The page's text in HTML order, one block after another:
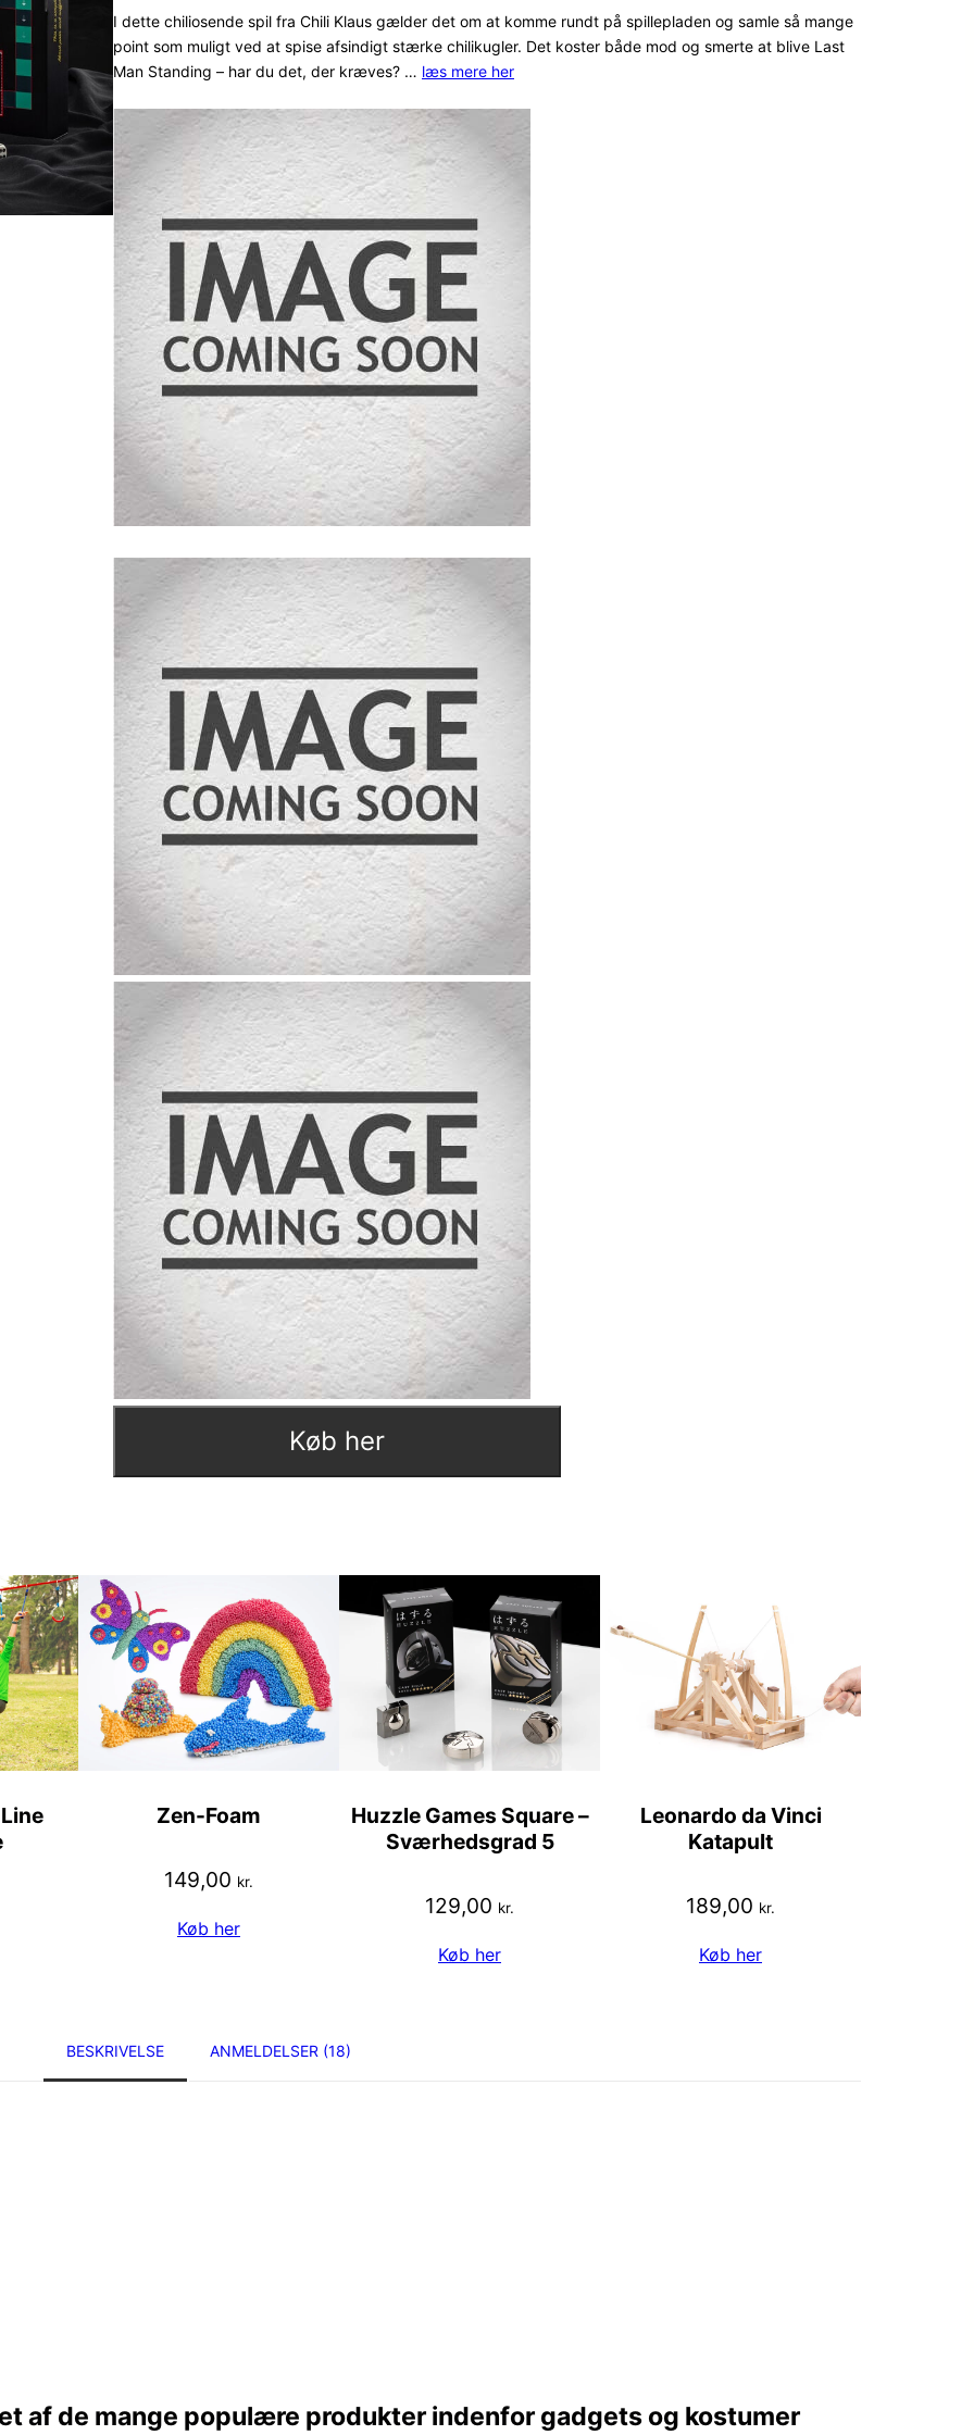
ud af 5
baseret
på
kundebedø
mmelser
I dette chiliosende spil fra Chili Klaus gælder det om at komme rundt på spillepladen og samle så mange
point som muligt ved at spise afsindigt stærke chilikugler. Det koster både mod og smerte at blive Last
Man Standing – har du det, der kræves? … læs mere her
Køb her
Zen-Foam
149,00 kr.
Køb her
Huzzle Games Square –
Sværhedsgrad 5
129,00 kr.
Køb her
Leonardo da Vinci
Katapult
189,00 kr.
Køb her
BESKRIVELSE ANMELDELSER (18)
af de mange populære produkter indenfor gadgets og kostumer